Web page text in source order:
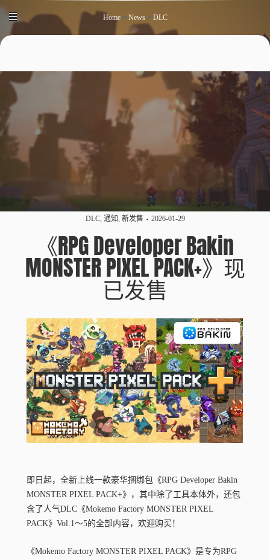
Home> News> DLC
DLC, 通知, 新发售 2026-01-29
《RPG Developer Bakin
MONSTER PIXEL PACK+》现
已发售
即日起，全新上线一款豪华捆绑包《RPG Developer Bakin
MONSTER PIXEL PACK+》，其中除了工具本体外，还包
含了人气DLC《Mokemo Factory MONSTER PIXEL
PACK》Vol.1〜5的全部内容，欢迎购买！
《Mokemo Factory MONSTER PIXEL PACK》是专为RPG